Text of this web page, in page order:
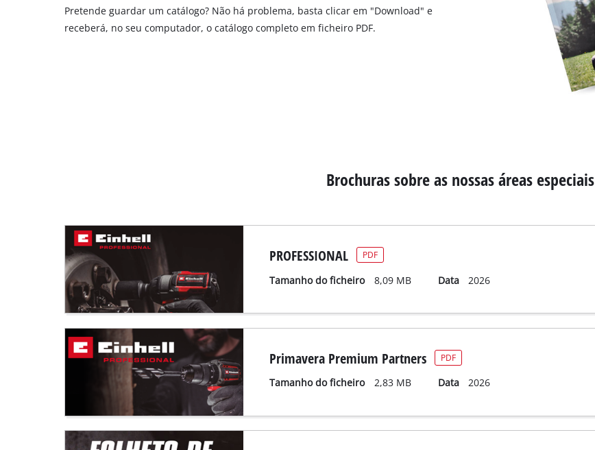
Pretende guardar um catálogo? Não há problema, basta clicar em "Download" e
receberá, no seu computador, o catálogo completo em ficheiro PDF.
Brochuras sobre as nossas áreas especiais
PROFESSIONAL PDF
Tamanho do ficheiro 8,09 MB Data 2026
Primavera Premium Partners PDF
Tamanho do ficheiro 2,83 MB Data 2026